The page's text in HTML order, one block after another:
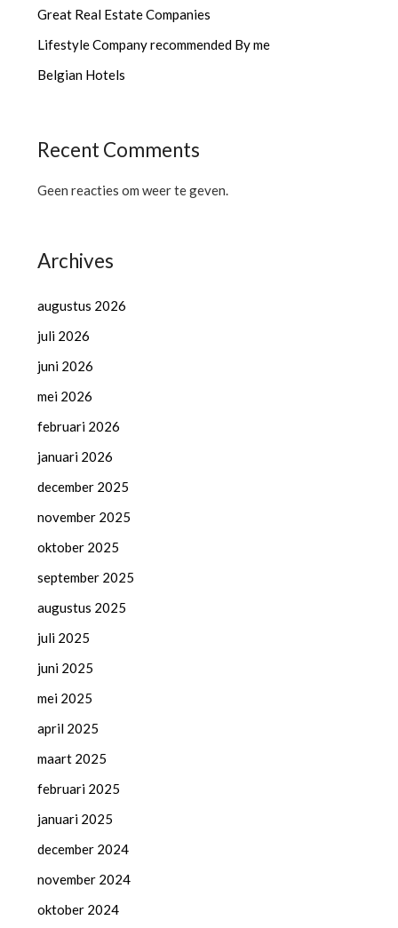
Great Real Estate Companies
Lifestyle Company recommended By me
Belgian Hotels
Recent Comments
Geen reacties om weer te geven.
Archives
augustus 2026
juli 2026
juni 2026
mei 2026
februari 2026
januari 2026
december 2025
november 2025
oktober 2025
september 2025
augustus 2025
juli 2025
juni 2025
mei 2025
april 2025
maart 2025
februari 2025
januari 2025
december 2024
november 2024
oktober 2024